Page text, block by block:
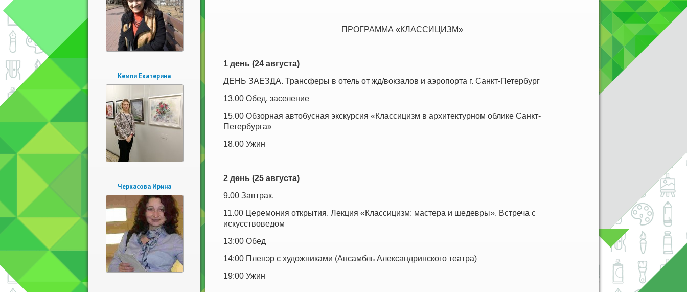
Кемпи Екатерина
Черкасова Ирина
ПРОГРАММА «КЛАССИЦИЗМ»
1 день (24 августа)
ДЕНЬ ЗАЕЗДА. Трансферы в отель от жд/вокзалов и аэропорта г. Санкт-Петербург
13.00 Обед, заселение
15.00 Обзорная автобусная экскурсия «Классицизм в архитектурном облике Санкт-
Петербурга»
18.00 Ужин
2 день (25 августа)
9.00 Завтрак.
11.00 Церемония открытия. Лекция «Классицизм: мастера и шедевры». Встреча с
искусствоведом
13:00 Обед
14:00 Пленэр с художниками (Ансамбль Александринского театра)
19:00 Ужин